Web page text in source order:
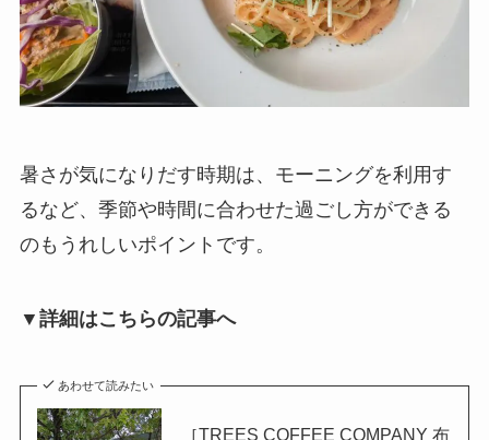
暑さが気になりだす時期は、モーニングを利用す
るなど、季節や時間に合わせた過ごし方ができる
のもうれしいポイントです。
▼詳細はこちらの記事へ
あわせて読みたい
［TREES COFFEE COMPANY 布